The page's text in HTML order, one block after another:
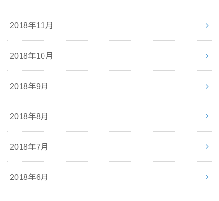
2018年11月
2018年10月
2018年9月
2018年8月
2018年7月
2018年6月